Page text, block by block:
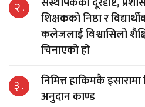
२ .
शिक्षकको निष्ठा र
कलेजलाई विश्वासिलो
चिनाएको हो
३ .
निमित्त हाकिमकै इसारामा
अनुदान काण्ड